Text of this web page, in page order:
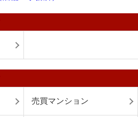
売買マンション